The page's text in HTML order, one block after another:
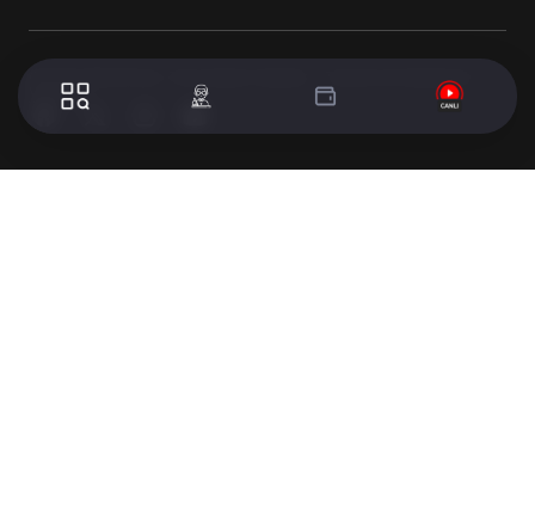
© 2024 WorldTurk. Tüm Hakları Saklıdır. - Tasarım & Geliştirme :
Volion's